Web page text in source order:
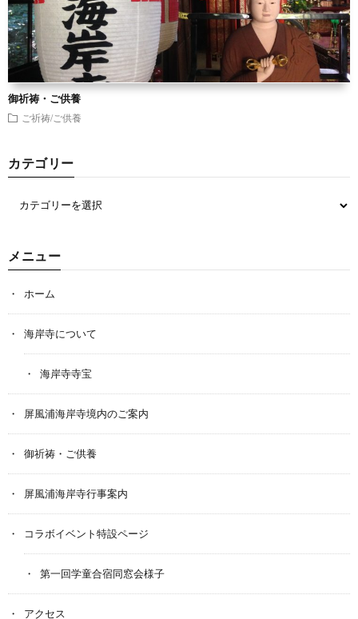
御祈祷・ご供養
ご祈祷/ご供養
カテゴリー
メニュー
ホーム
海岸寺について
海岸寺寺宝
屏風浦海岸寺境内のご案内
御祈祷・ご供養
屏風浦海岸寺行事案内
コラボイベント特設ページ
第一回学童合宿同窓会様子
アクセス